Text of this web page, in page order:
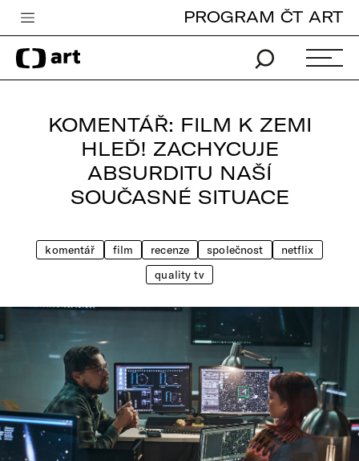
Česká televize
Zpravodajství
PROGRAM ČT ART
KOMENTÁŘ: FILM K ZEMI
HLEĎ! ZACHYCUJE
ABSURDITU NAŠÍ
SOUČASNÉ SITUACE
komentář film recenze společnost
netflix
quality tv